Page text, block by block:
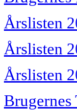
Årslisten
Årslisten
Årslisten